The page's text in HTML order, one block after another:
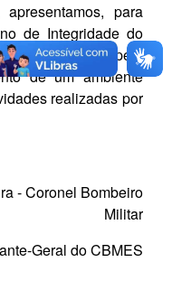
para
de Integridade do
que participem
de um ambiente
realizadas por
- Coronel Bombeiro
Militar
Geral do CBMES